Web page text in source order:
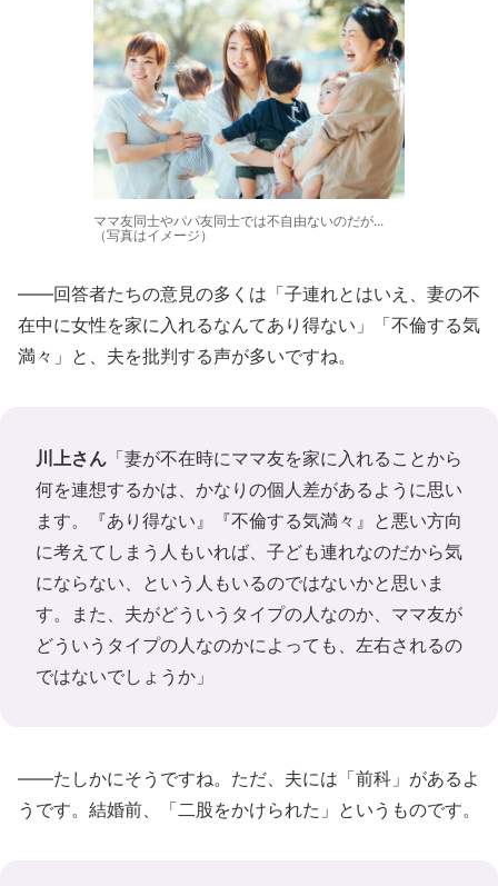
ママ友同士やパパ友同士では不自由ないのだが...
（写真はイメージ）
――回答者たちの意見の多くは「子連れとはいえ、妻の不
在中に女性を家に入れるなんてあり得ない」「不倫する気
満々」と、夫を批判する声が多いですね。
川上さん 「妻が不在時にママ友を家に入れることから
何を連想するかは、かなりの個人差があるように思い
ます。『あり得ない』『不倫する気満々』と悪い方向
に考えてしまう人もいれば、子ども連れなのだから気
にならない、という人もいるのではないかと思いま
す。また、夫がどういうタイプの人なのか、ママ友が
どういうタイプの人なのかによっても、左右されるの
ではないでしょうか」
――たしかにそうですね。ただ、夫には「前科」があるよ
うです。結婚前、「二股をかけられた」というものです。